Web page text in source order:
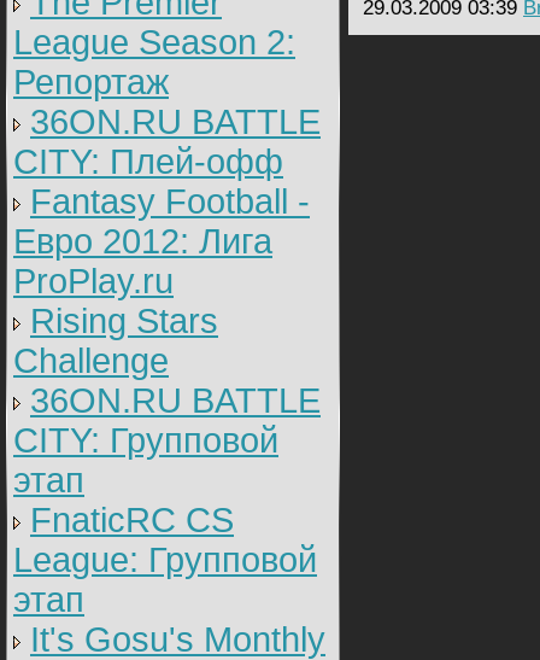
League Season 2:
Репортаж
36ON.RU BATTLE
CITY: Плей-офф
Fantasy Football -
Евро 2012: Лига
ProPlay.ru
Rising Stars
Challenge
36ON.RU BATTLE
CITY: Групповой
этап
FnaticRC CS
League: Групповой
этап
It's Gosu's Monthly
29.03.2009 03:39